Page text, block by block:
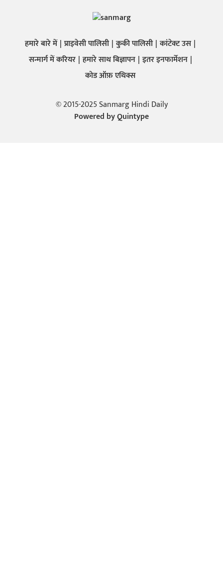
हमारे बारे में प्राइवेसी पालिसी कुकी पालिसी कांटेक्ट उस
सन्मार्ग में करियर हमारे साथ बिज्ञापन इतर इनफार्मेशन
कोड ऑफ़ एथिक्स
© 2015-2025 Sanmarg Hindi Daily
Powered byQuintype